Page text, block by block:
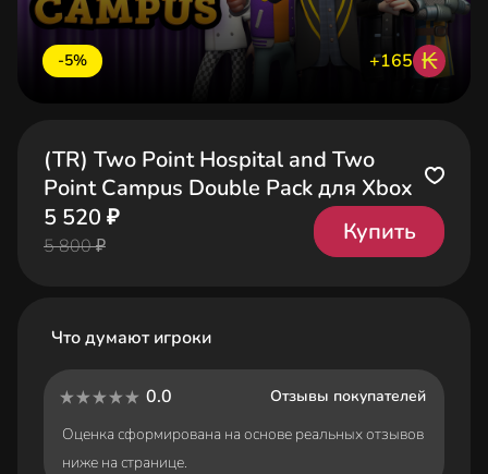
-5% +165 ₭
(TR) Two Point Hospital and Two
Point Campus Double Pack для Xbox
5 520 ₽
5 800 ₽
Купить
Что думают игроки
0.0
Отзывы покупателей
Оценка сформирована на основе реальных отзывов
ниже на странице.